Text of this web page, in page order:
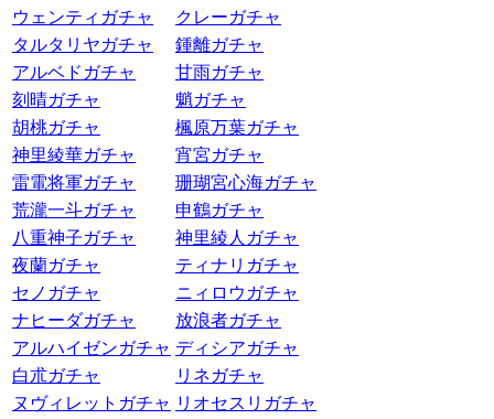
ウェンティガチャ
クレーガチャ
タルタリヤガチャ
鍾離ガチャ
アルベドガチャ
甘雨ガチャ
刻晴ガチャ
魈ガチャ
胡桃ガチャ
楓原万葉ガチャ
神里綾華ガチャ
宵宮ガチャ
雷電将軍ガチャ
珊瑚宮心海ガチャ
荒瀧一斗ガチャ
申鶴ガチャ
八重神子ガチャ
神里綾人ガチャ
夜蘭ガチャ
ティナリガチャ
セノガチャ
ニィロウガチャ
ナヒーダガチャ
放浪者ガチャ
アルハイゼンガチャ ディシアガチャ
白朮ガチャ
リネガチャ
ヌヴィレットガチャ リオセスリガチャ